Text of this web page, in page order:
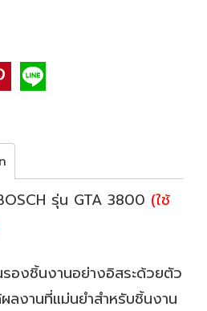
รุ่น GTA 3800 (ใช้
องชิ้นงานอย่างอิสระด้วยตัว
ลงานที่แม่นยำสำหรับชิ้นงาน